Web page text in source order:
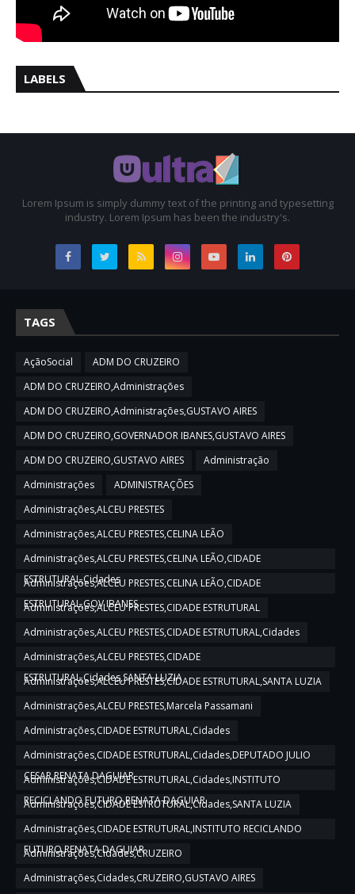
LABELS
Lorem Ipsum is simply dummy text of the printing and typesetting
industry. Lorem Ipsum has been the industry's.
TAGS
AçãoSocial
ADM DO CRUZEIRO
ADM DO CRUZEIRO,Administrações
ADM DO CRUZEIRO,Administrações,GUSTAVO AIRES
ADM DO CRUZEIRO,GOVERNADOR IBANES,GUSTAVO AIRES
ADM DO CRUZEIRO,GUSTAVO AIRES
Administração
Administrações
ADMINISTRAÇÕES
Administrações,ALCEU PRESTES
Administrações,ALCEU PRESTES,CELINA LEÃO
Administrações,ALCEU PRESTES,CELINA LEÃO,CIDADE
ESTRUTURAL,Cidades
Administrações,ALCEU PRESTES,CELINA LEÃO,CIDADE
ESTRUTURAL,GOV IBANES
Administrações,ALCEU PRESTES,CIDADE ESTRUTURAL
Administrações,ALCEU PRESTES,CIDADE ESTRUTURAL,Cidades
Administrações,ALCEU PRESTES,CIDADE
ESTRUTURAL,Cidades,SANTA LUZIA
Administrações,ALCEU PRESTES,CIDADE ESTRUTURAL,SANTA LUZIA
Administrações,ALCEU PRESTES,Marcela Passamani
Administrações,CIDADE ESTRUTURAL,Cidades
Administrações,CIDADE ESTRUTURAL,Cidades,DEPUTADO JULIO
CESAR,RENATA DAGUIAR
Administrações,CIDADE ESTRUTURAL,Cidades,INSTITUTO
RECICLANDO FUTURO,RENATA DAGUIAR
Administrações,CIDADE ESTRUTURAL,Cidades,SANTA LUZIA
Administrações,CIDADE ESTRUTURAL,INSTITUTO RECICLANDO
FUTURO,RENATA DAGUIAR
Administrações,Cidades,CRUZEIRO
Administrações,Cidades,CRUZEIRO,GUSTAVO AIRES